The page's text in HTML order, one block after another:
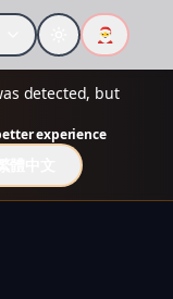
🎅
detected, but
experience